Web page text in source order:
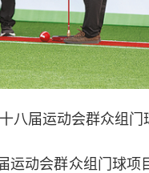
八届运动会群众组门
动会群众组门球项